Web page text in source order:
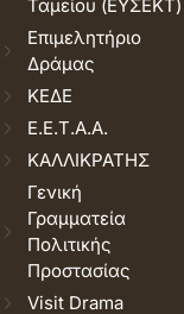
Ταμείου (ΕΥΣΕΚΤ)
Επιμελητήριο
Δράμας
ΚΕΔΕ
Ε.Ε.Τ.Α.Α.
ΚΑΛΛΙΚΡΑΤΗΣ
Γενική
Γραμματεία
Πολιτικής
Προστασίας
Visit Drama